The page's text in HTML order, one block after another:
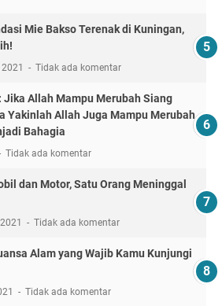
Mie Bakso Terenak di Kuningan,
Tidak ada komentar
Jika Allah Mampu Merubah Siang
Yakinlah Allah Juga Mampu Merubah
Bahagia
Tidak ada komentar
dan Motor, Satu Orang Meninggal
Tidak ada komentar
Alam yang Wajib Kamu Kunjungi
Tidak ada komentar